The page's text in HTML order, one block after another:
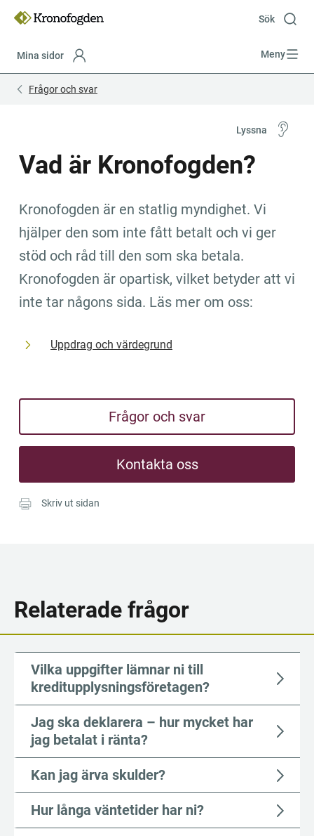
innehåll
Sök
Mina sidor Meny
Frågor och svar
Lyssna
Vad är Kronofogden?
Kronofogden är en statlig myndighet. Vi
hjälper den som inte fått betalt och vi ger
stöd och råd till den som ska betala.
Kronofogden är opartisk, vilket betyder att vi
inte tar någons sida. Läs mer om oss:
Uppdrag och värdegrund
Frågor och svar
Kontakta oss
Skriv ut sidan
Relaterade frågor
Vilka uppgifter lämnar ni till
kreditupplysningsföretagen?
Jag ska deklarera – hur mycket har
jag betalat i ränta?
Kan jag ärva skulder?
Hur långa väntetider har ni?
start
end